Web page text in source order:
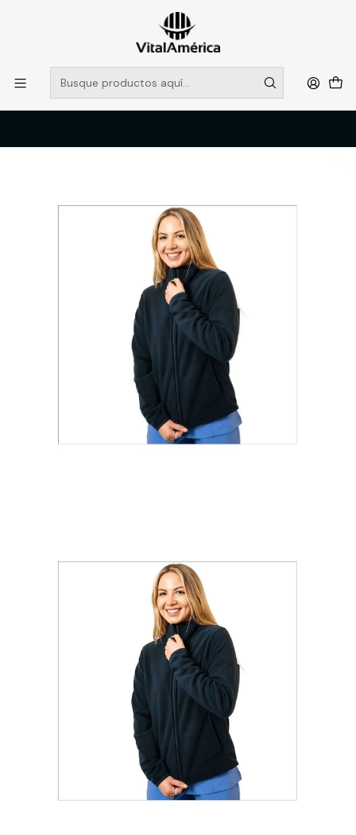
POR SISTEMA FRONTAL SOLO RETIROS EN TIENDA, DESDE
MUCHAS GRACIAS +569 5956 2237
Leer más
Catálogo
VESTIMENTA TECNICA Y CORPORATIVA
POLERONES Y CHAQUETAS
MICROPOLAR PRACTICAL LINE M/L MUJER 100% POLY AZUL T/M